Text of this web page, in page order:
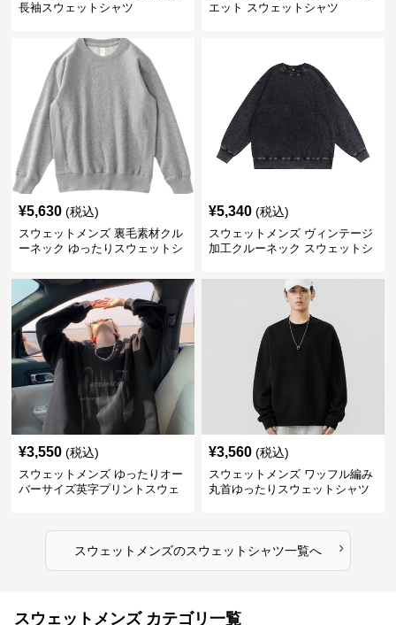
長袖スウェットシャツ
エット スウェットシャツ
¥5,630 (税込)
スウェットメンズ 裏毛素材クル
ーネック ゆったりスウェットシ
¥5,340 (税込)
スウェットメンズ ヴィンテージ
加工クルーネック スウェットシ
¥3,550 (税込)
スウェットメンズ ゆったりオー
バーサイズ英字プリントスウェ
¥3,560 (税込)
スウェットメンズ ワッフル編み
丸首ゆったりスウェットシャツ
スウェットメンズのスウェットシャツ一覧へ ›
スウェットメンズ カテゴリ一覧